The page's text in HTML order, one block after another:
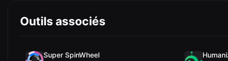
Outils associés
Super SpinWheel